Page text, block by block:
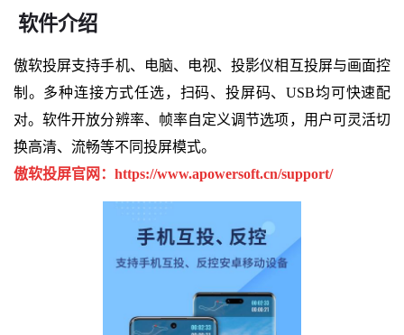
软件介绍
傲软投屏支持手机、电脑、电视、投影仪相互投屏与画面控
制。多种连接方式任选，扫码、投屏码、USB均可快速配
对。软件开放分辨率、帧率自定义调节选项，用户可灵活切
换高清、流畅等不同投屏模式。
傲软投屏官网：https://www.apowersoft.cn/support/